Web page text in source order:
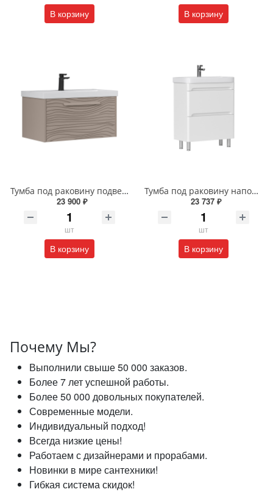
В корзину В корзину
Тумба под раковину подвесная EQUIL Глеам 80.1Я/Gleam 80.1Y амарок/дуб вотан tpGLEAM80.1Y-25
23 900 ₽
шт
В корзину
Тумба под раковину напольная EQUIL Найс 60 см tnNICE60.2Y-05 белая
23 737 ₽
шт
В корзину
Почему Мы?
Выполнили свыше 50 000 заказов.
Более 7 лет успешной работы.
Более 50 000 довольных покупателей.
Современные модели.
Индивидуальный подход!
Всегда низкие цены!
Работаем с дизайнерами и прорабами.
Новинки в мире сантехники!
Гибкая система скидок!